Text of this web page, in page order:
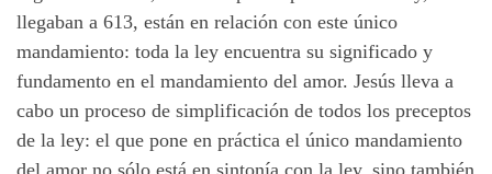
llegaban a 613, están en relación con este único
mandamiento: toda la ley encuentra su significado y
fundamento en el mandamiento del amor. Jesús lleva a
cabo un proceso de simplificación de todos los preceptos
de la ley: el que pone en práctica el único mandamiento